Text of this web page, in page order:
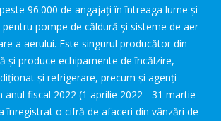
96.000 de angajați în întreaga lume și
pompe de căldură și sisteme de aer
a aerului. Este singurul producător din
și produce echipamente de încălzire,
și refrigerare, precum și agenți
anul fiscal 2022 (1 aprilie 2022 - 31 martie
înregistrat o cifră de afaceri din vânzări de